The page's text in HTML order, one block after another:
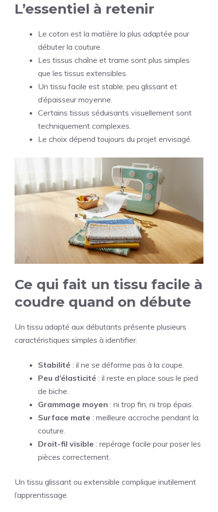
L’essentiel à retenir
Le coton est la matière la plus adaptée pour
débuter la couture.
Les tissus chaîne et trame sont plus simples
que les tissus extensibles.
Un tissu facile est stable, peu glissant et
d’épaisseur moyenne.
Certains tissus séduisants visuellement sont
techniquement complexes.
Le choix dépend toujours du projet envisagé.
Ce qui fait un tissu facile à
coudre quand on débute
Un tissu adapté aux débutants présente plusieurs
caractéristiques simples à identifier.
Stabilité : il ne se déforme pas à la coupe.
Peu d’élasticité : il reste en place sous le pied
de biche.
Grammage moyen : ni trop fin, ni trop épais.
Surface mate : meilleure accroche pendant la
couture.
Droit-fil visible : repérage facile pour poser les
pièces correctement.
Un tissu glissant ou extensible complique inutilement
l’apprentissage.